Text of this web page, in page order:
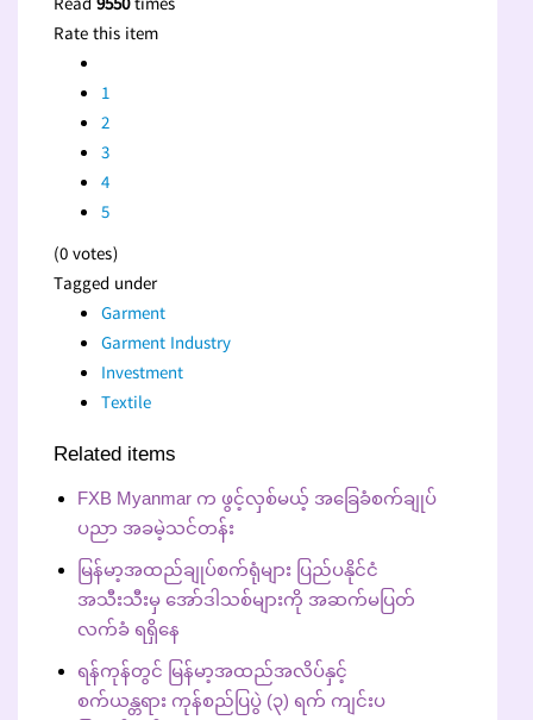
Rate this item
1
2
3
4
5
(0 votes)
Tagged under
Garment
Garment Industry
Investment
Textile
Related items
FXB Myanmar က ဖွင့်လှစ်မယ့် အခြေခံစက်ချုပ်
ပညာ အခမဲ့သင်တန်း
မြန်မာ့အထည်ချုပ်စက်ရုံများ ပြည်ပနိုင်ငံ
အသီးသီးမှ အော်ဒါသစ်များကို အဆက်မပြတ်
လက်ခံ ရရှိနေ
ရန်ကုန်တွင် မြန်မာ့အထည်အလိပ်နှင့်
စက်ယန္တရား ကုန်စည်ပြပွဲ (၃) ရက် ကျင်းပ